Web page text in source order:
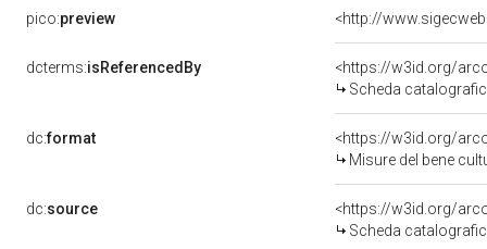
pico:preview <http://
dcterms:isReferencedBy
<https://w3id.org/
Scheda
dc:format
<https://w3id.org/
Misure del bene
dc:source
<https://w3id.org/
Scheda